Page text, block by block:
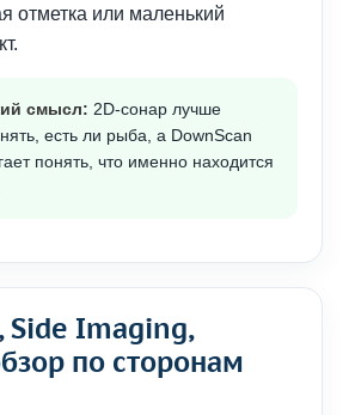
отметка или маленький
смысл: 2D-сонар лучше
есть ли рыба, а DownScan
понять, что именно находится
Side Imaging,
по сторонам